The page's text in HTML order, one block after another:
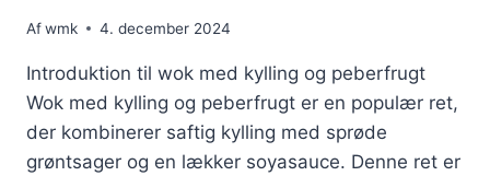
Afwmk 4. december 2024
Introduktion til wok med kylling og peberfrugt
Wok med kylling og peberfrugt er en populær ret,
der kombinerer saftig kylling med sprøde
grøntsager og en lækker soyasauce. Denne ret er